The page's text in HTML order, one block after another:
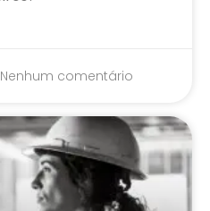
Nenhum comentário